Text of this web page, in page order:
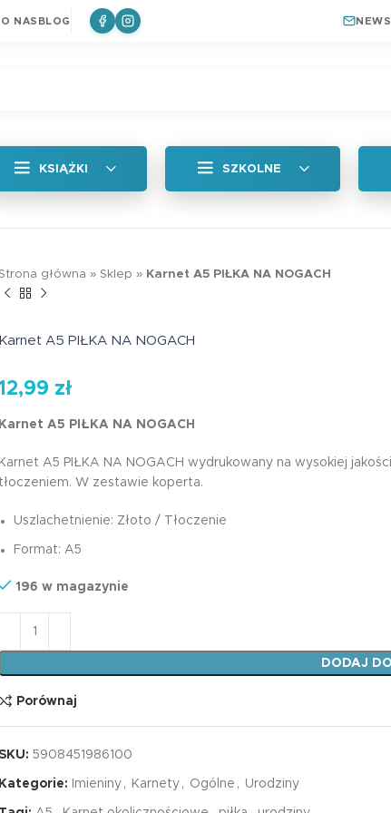
O NAS BLOG
książek
Królik
7,99 zł
KSIĄŻKI SZKOLNE
Karty EDU
główna » Sklep » Karnet A5 PIŁKA NA NOGACH
Karnet A5 PIŁKA NA NOGACH
zł
Karnet A5 PIŁKA NA NOGACH
Karnet A5 PIŁKA NA NOGACH wydrukowany na wysokiej
tłoczeniem. W zestawie koperta.
Uszlachetnienie: Złoto / Tłoczenie
Format: A5
196 w magazynie
ilość Karnet A5 PIŁKA NA NOGACH
DODAJ
Porównaj
5908451986100
Kategorie: Imieniny , Karnety , Ogólne , Urodziny